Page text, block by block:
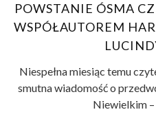
POWSTANIE ÓSMA
WSPÓŁAUTOREM
Niespełna miesiąc temu
smutna wiadomość o
Niewielkim –